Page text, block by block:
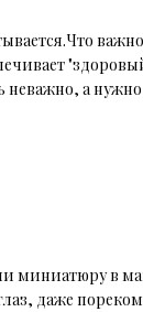
а
миниатюру в
даже